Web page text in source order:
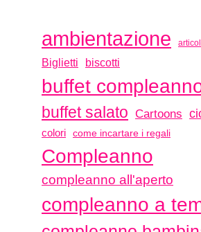
ambientazione
Biglietti biscotti
buffet
buffet salato Cartoons
colori come incartare i regali
Compleanno
compleanno all'aperto
compleanno a